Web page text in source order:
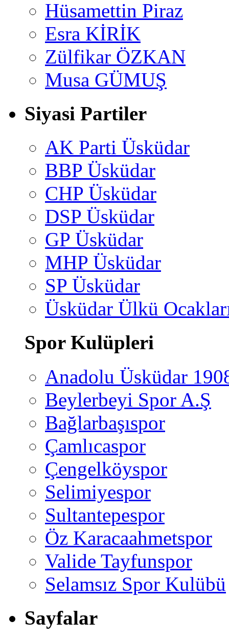
Hüsamettin Piraz
Esra KİRİK
Zülfikar ÖZKAN
Musa GÜMUŞ
Siyasi Partiler
AK Parti Üsküdar
BBP Üsküdar
CHP Üsküdar
DSP Üsküdar
GP Üsküdar
MHP Üsküdar
SP Üsküdar
Üsküdar Ülkü
Spor Kulüpleri
Anadolu Üsküdar
Beylerbeyi Spor A.Ş
Bağlarbaşıspor
Çamlıcaspor
Çengelköyspor
Selimiyespor
Sultantepespor
Öz Karacaahmetspor
Valide Tayfunspor
Selamsız Spor Kulübü
Sayfalar